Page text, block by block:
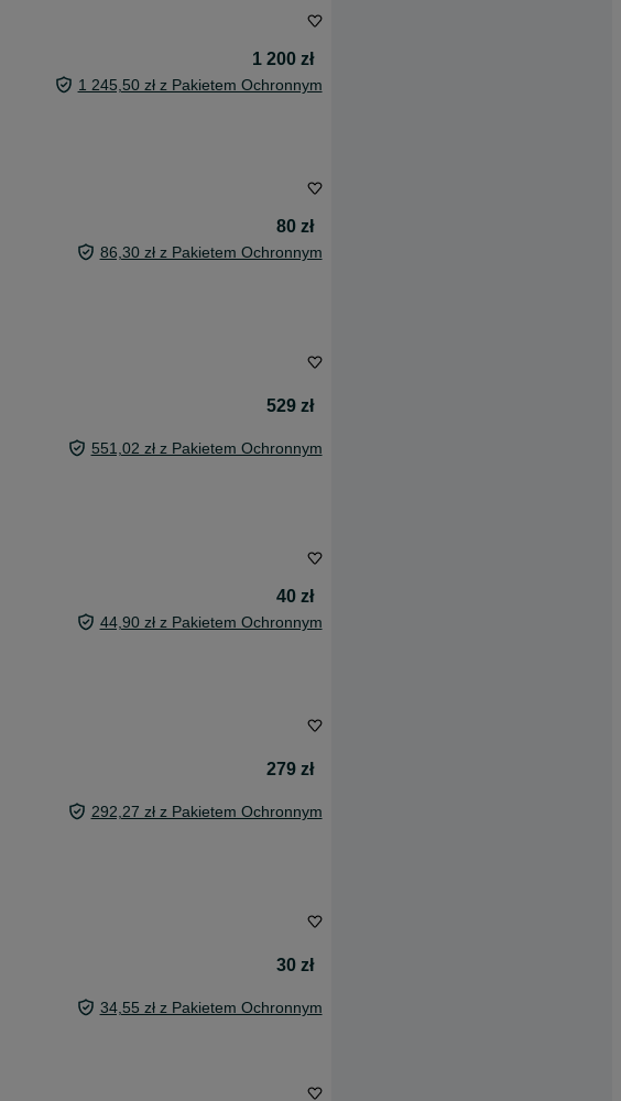
1 200 zł
1 245,50 zł z Pakietem Ochronnym
80 zł
86,30 zł z Pakietem Ochronnym
529 zł
551,02 zł z Pakietem Ochronnym
40 zł
44,90 zł z Pakietem Ochronnym
279 zł
292,27 zł z Pakietem Ochronnym
30 zł
34,55 zł z Pakietem Ochronnym